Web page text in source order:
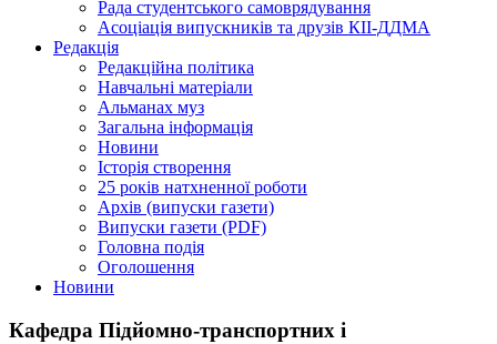
Рада студентського самоврядування
Асоціація випускників та друзів КІІ-ДДМА
Редакція
Редакційна політика
Навчальні матеріали
Альманах муз
Загальна інформація
Новини
Історія створення
25 років натхненної роботи
Архів (випуски газети)
Випуски газети (PDF)
Головна подія
Оголошення
Новини
Кафедра Підйомно-транспортних і